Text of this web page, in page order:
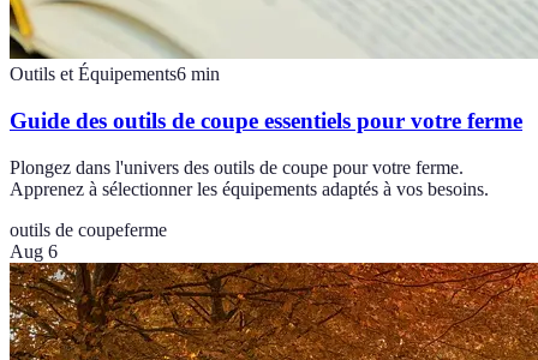
Outils et Équipements6 min
Guide des outils de coupe essentiels pour votre ferme
Plongez dans l'univers des outils de coupe pour votre ferme.
Apprenez à sélectionner les équipements adaptés à vos besoins.
outils de coupeferme
Aug 6